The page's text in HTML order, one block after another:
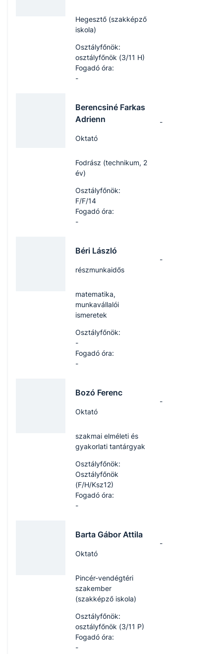
Hegesztő (szakképző
iskola)
Osztályfőnök:
osztályfőnök (3/11 H)
Fogadó óra:
-
Berencsiné Farkas
Adrienn
Oktató
Fodrász (technikum, 2
év)
-
Osztályfőnök:
F/F/14
Fogadó óra:
-
Béri László
részmunkaidős
matematika,
munkavállalói
ismeretek
-
Osztályfőnök:
-
Fogadó óra:
-
Bozó Ferenc
Oktató
szakmai elméleti és
gyakorlati tantárgyak
-
Osztályfőnök:
Osztályfőnök
(F/H/Ksz12)
Fogadó óra:
-
Barta Gábor Attila
Oktató
Pincér-vendégtéri
szakember
(szakképző iskola)
-
Osztályfőnök:
osztályfőnök (3/11 P)
Fogadó óra:
-